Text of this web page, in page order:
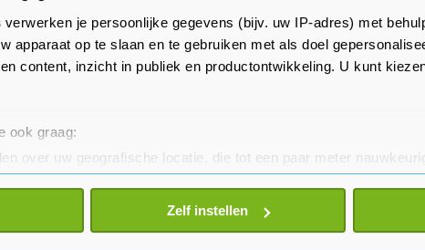
verwerken je persoonlijke gegevens (bijv. uw IP-adres) met
apparaat op te slaan en te gebruiken met als doel
content, inzicht in publiek en productontwikkeling. U kunt
ook graag:
over uw geografische locatie, die tot een paar meter
door het actief te scannen op specifieke eigenschappen
gegevens worden verwerkt en stel uw voorkeuren in het
wijzigen of intrekken in de Cookieverklaring.
Zelf instellen
wereldleiders zullen daarbij
vermoedelijk ook de
Trump.